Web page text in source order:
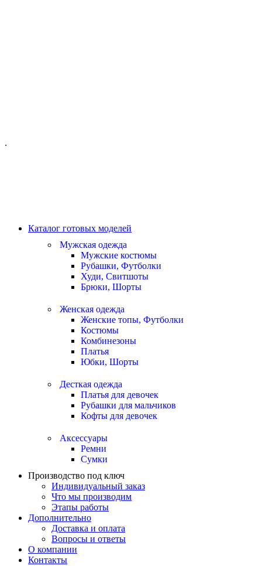
.
Каталог готовых моделей
Мужская одежда
Мужские костюмы
Рубашки, Футболки
Худи, Свитшоты
Брюки, Шорты
Женская одежда
Женские топы, Футболки
Костюмы
Комбинезоны
Платья
Юбки, Шорты
Десткая одежда
Платья для девочек
Рубашки для мальчиков
Кофты для девочек
Аксессуары
Ремни
Сумки
Производство под ключ
Индивидуальный заказ
Что мы производим
Этапы работы
Дополнительно
Доставка и оплата
Вопросы и ответы
О компании
Контакты